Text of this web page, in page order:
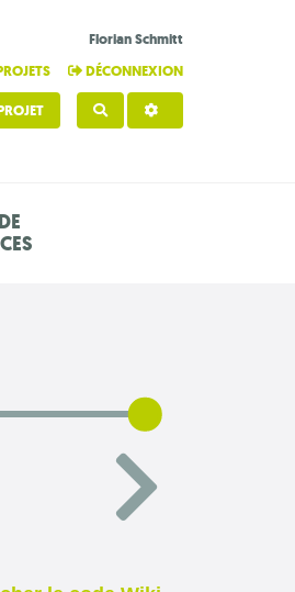
Florian Schmitt
DÉCONNEXION
RECHERCHER